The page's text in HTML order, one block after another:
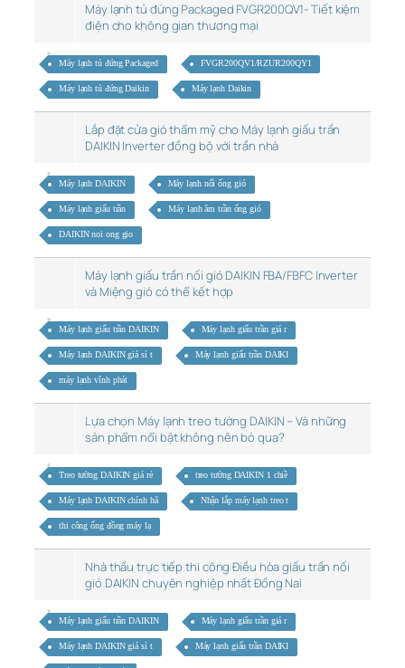
Máy lạnh tủ đứng Packaged FVGR200QV1- Tiết kiệm
điện cho không gian thương mại
Máy lạnh tủ đứng Packaged FVGR200QV1/RZUR200QY1
Máy lạnh tủ đứng Daikin Máy lạnh Daikin
Lắp đặt cửa gió thẩm mỹ cho Máy lạnh giấu trần
DAIKIN Inverter đồng bộ với trần nhà
Máy lạnh DAIKIN Máy lạnh nối ống gió
Máy lạnh giấu trần Máy lạnh âm trần ống gió
DAIKIN noi ong gio
Máy lạnh giấu trần nối gió DAIKIN FBA/FBFC Inverter
và Miệng gió có thể kết hợp
Máy lạnh giấu trần DAIKIN Máy lạnh giấu trần giá r
Máy lạnh DAIKIN giá sỉ t Máy lạnh giấu trần DAIKI
máy lạnh vĩnh phát
Lựa chọn Máy lạnh treo tường DAIKIN – Và những
sản phẩm nổi bật không nên bỏ qua?
Treo tường DAIKIN giá rẻ treo tường DAIKIN 1 chiề
Máy lạnh DAIKIN chính hã Nhận lắp máy lạnh treo t
thi công ống đồng máy lạ
Nhà thầu trực tiếp thi công Điều hòa giấu trần nối
gió DAIKIN chuyên nghiệp nhất Đồng Nai
Máy lạnh giấu trần DAIKIN Máy lạnh giấu trần giá r
Máy lạnh DAIKIN giá sỉ t Máy lạnh giấu trần DAIKI